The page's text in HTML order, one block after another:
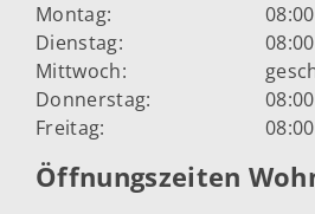
Montag:
Dienstag:
Mittwoch:
Donnerstag:
Freitag:
Öffnungszeiten